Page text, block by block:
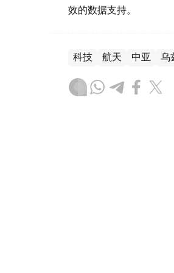
效的数据支持。
科技 航天 中亚 乌